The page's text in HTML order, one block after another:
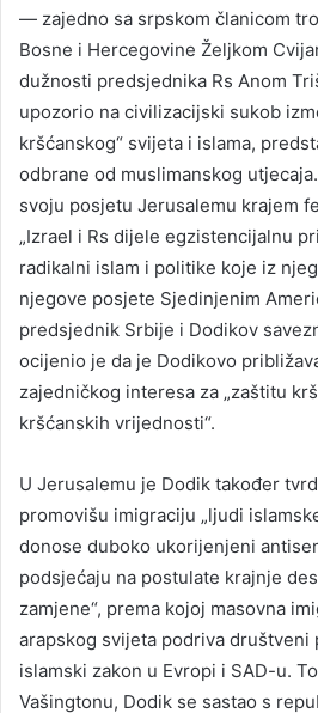
— zajedno sa srpskom članicom
Bosne i Hercegovine Željkom
dužnosti predsjednika Rs Anom
upozorio na civilizacijski sukob
kršćanskog“ svijeta i islama,
odbrane od muslimanskog
svoju posjetu Jerusalemu krajem
„Izrael i Rs dijele egzistencijalnu
radikalni islam i politike koje iz
njegove posjete Sjedinjenim
predsjednik Srbije i Dodikov
ocijenio je da je Dodikovo
zajedničkog interesa za „zaštitu
kršćanskih vrijednosti“.
U Jerusalemu je Dodik također
promovišu imigraciju „ljudi
donose duboko ukorijenjeni
podsjećaju na postulate krajnje
zamjene“, prema kojoj masovna
arapskog svijeta podriva društveni
islamski zakon u Evropi i SAD-u.
Vašingtonu, Dodik se sastao s